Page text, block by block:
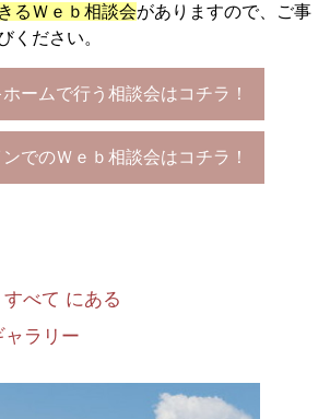
るＷｅｂ相談会がありますので、ご事
ください。
ホームで行う相談会はコチラ！
でのＷｅｂ相談会はコチラ！
べて にある
ャラリー